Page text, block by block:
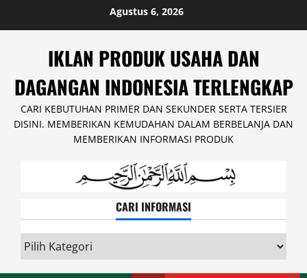
Agustus 6, 2026
IKLAN PRODUK USAHA DAN
DAGANGAN INDONESIA TERLENGKAP
CARI KEBUTUHAN PRIMER DAN SEKUNDER SERTA TERSIER
DISINI. MEMBERIKAN KEMUDAHAN DALAM BERBELANJA DAN
MEMBERIKAN INFORMASI PRODUK
CARI INFORMASI
INFORMASI